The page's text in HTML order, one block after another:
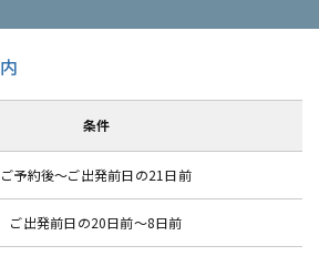
条件
ご予約後～ご出発前日の21日前
ご出発前日の20日前～8日前